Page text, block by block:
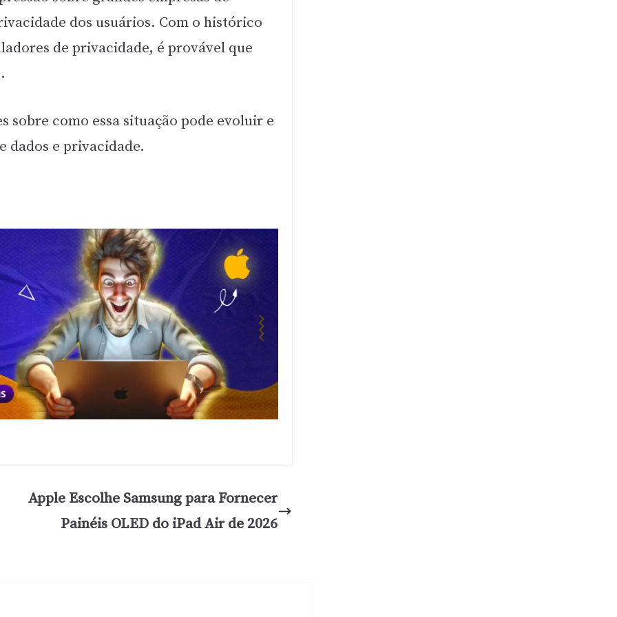
dos usuários. Com o histórico
de privacidade, é provável que
sobre como essa situação pode evoluir e
dados e privacidade.
Apple Escolhe Samsung para Fornecer
Painéis OLED do iPad Air de 2026